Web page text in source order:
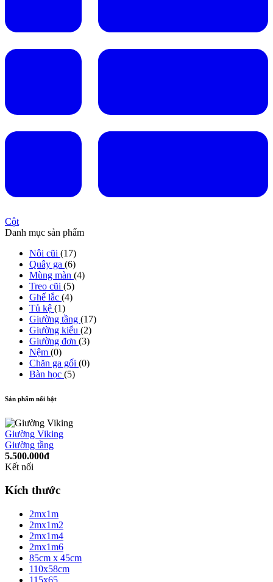
Cột
Danh mục sản phẩm
Nôi cũi (17)
Quây ga (6)
Mùng màn (4)
Treo cũi (5)
Ghế lắc (4)
Tủ kệ (1)
Giường tầng (17)
Giường kiểu (2)
Giường đơn (3)
Nệm (0)
Chăn ga gối (0)
Bàn học (5)
Sản phẩm nổi bật
Giường Viking
Giường tầng
5.500.000đ
Kết nối
Kích thước
2mx1m
2mx1m2
2mx1m4
2mx1m6
85cm x 45cm
110x58cm
115x65